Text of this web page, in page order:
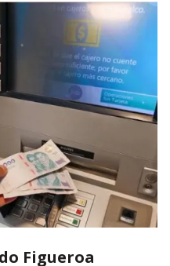
Figueroa